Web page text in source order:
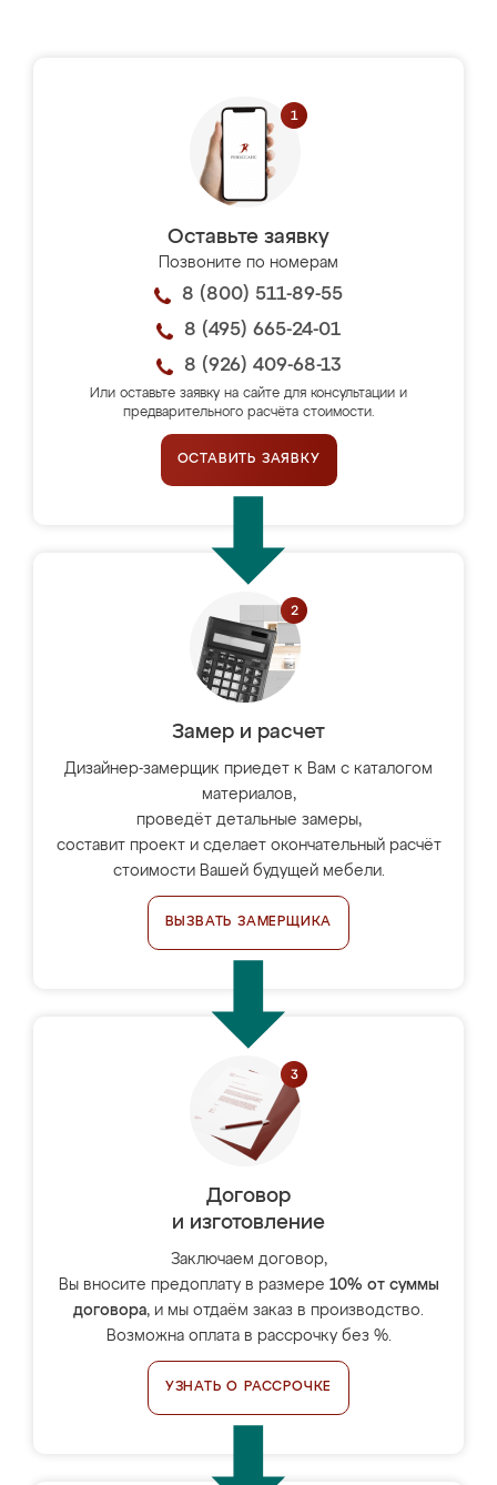
Оставьте заявку
Позвоните по номерам
8 (800) 511-89-55
8 (495) 665-24-01
8 (926) 409-68-13
Или оставьте заявку на сайте для консультации и
предварительного расчёта стоимости.
ОСТАВИТЬ ЗАЯВКУ
Замер и расчет
Дизайнер-замерщик приедет к Вам с каталогом
материалов,
проведёт детальные замеры,
составит проект и сделает окончательный расчёт
стоимости Вашей будущей мебели.
ВЫЗВАТЬ ЗАМЕРЩИКА
Договор
и изготовление
Заключаем договор,
Вы вносите предоплату в размере 10% от суммы
договора, и мы отдаём заказ в производство.
Возможна оплата в рассрочку без %.
УЗНАТЬ О РАССРОЧКЕ